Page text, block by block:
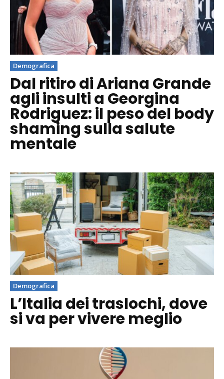
Demografica
Dal ritiro di Ariana Grande
agli insulti a Georgina
Rodriguez: il peso del body
shaming sulla salute
mentale
Demografica
L’Italia dei traslochi, dove
si va per vivere meglio